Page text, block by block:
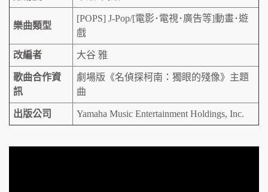
樂曲類型
[POPS] J-Pop/[電影･電視･廣告等]動畫･遊
戲
改編者 大谷 雅
歌曲合作資
訊
劇場版《名偵探柯南：獨眼的殘像》主題
曲
出版公司 Yamaha Music Entertainment Holdings, Inc.